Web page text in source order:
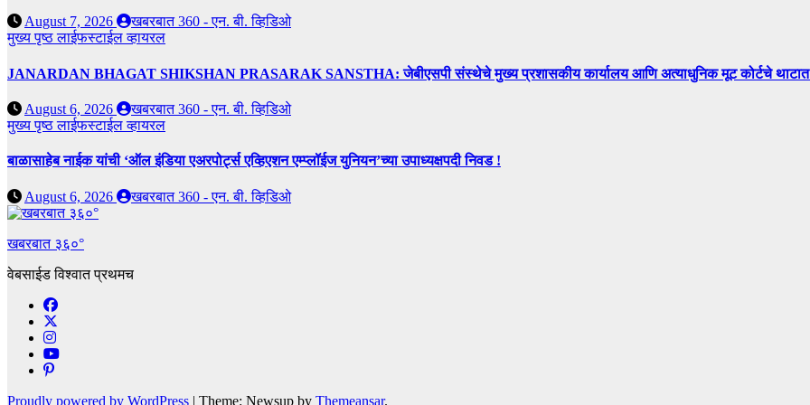
August 7, 2026
खबरबात 360 - एन. बी. व्हिडिओ
मुख्य पृष्ठलाईफस्टाईलव्हायरल
JANARDAN BHAGAT SHIKSHAN PRASARAK SANSTHA: जेबीएसपी संस्थेचे मुख्य प्रशासकीय कार्यालय आणि अत्याधुनिक मूट कोर्टचे थाटात
August 6, 2026
खबरबात 360 - एन. बी. व्हिडिओ
मुख्य पृष्ठलाईफस्टाईलव्हायरल
बाळासाहेब नाईक यांची ‘ऑल इंडिया एअरपोर्ट्स एव्हिएशन एम्प्लॉईज युनियन’च्या उपाध्यक्षपदी निवड !
August 6, 2026 खबरबात 360 - एन. बी. व्हिडिओ
खबरबात ३६०°
वेबसाईड विश्वात प्रथमच
Proudly powered by WordPress | Theme: Newsup by Themeansar.